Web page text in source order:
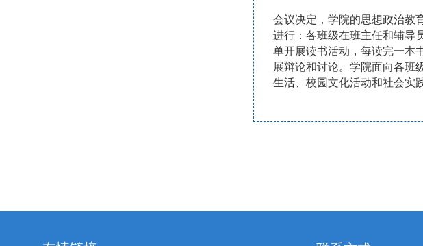
会议决定，学院的思想政治教
进行：各班级在班主任和辅导
单开展读书活动，每读完一本
展辩论和讨论。学院面向各班
生活、校园文化活动和社会实